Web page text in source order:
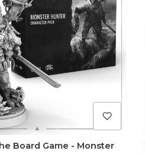
Board Game - Monster